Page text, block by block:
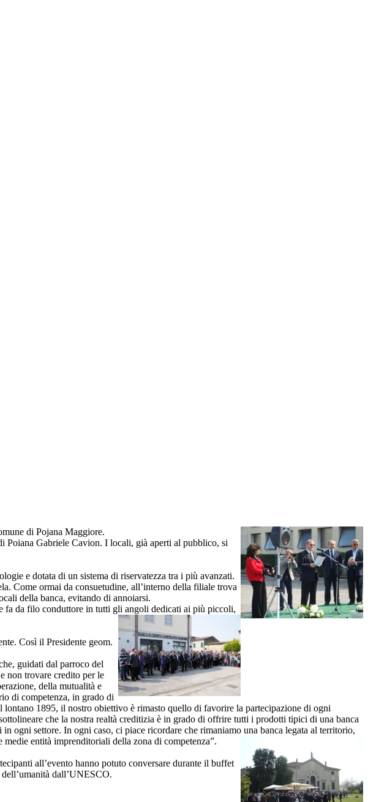
di Pojana Maggiore.
Poiana Gabriele Cavion. I locali, già aperti al pubblico, si
e dotata di un sistema di riservatezza tra i più avanzati.
Come ormai da consuetudine, all’interno della filiale trova
della banca, evitando di annoiarsi.
fa da filo conduttore in tutti gli angoli dedicati ai più piccoli,
Così il Presidente geom.
guidati dal parroco del
non trovare credito per le
della mutualità e
di competenza, in grado di
1895, il nostro obiettivo è rimasto quello di favorire la partecipazione di ogni
che la nostra realtà creditizia è in grado di offrire tutti i prodotti tipici di una banca
settore. In ogni caso, ci piace ricordare che rimaniamo una banca legata al territorio,
entità imprenditoriali della zona di competenza”.
all’evento hanno potuto conversare durante il buffet
dall’UNESCO.